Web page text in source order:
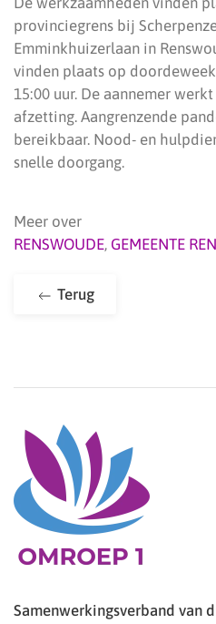
provinciegrens bij
Emminkhuizerlaan in
vinden plaats op
15:00 uur. De aannemer
afzetting. Aangrenzende
bereikbaar. Nood- en
snelle doorgang.
Meer over
RENSWOUDE, GEMEENTE
Terug
Samenwerkingsverband van